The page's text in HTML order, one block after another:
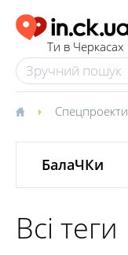
Ти в Черкасах
Спецпроекти
БалаЧКи
Всі теги